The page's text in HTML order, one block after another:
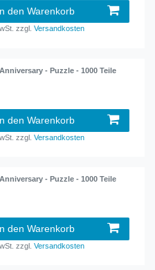
den Warenkorb
zzgl.Versandkosten
- Puzzle - 1000 Teile
den Warenkorb
zzgl.Versandkosten
- Puzzle - 1000 Teile
den Warenkorb
zzgl.Versandkosten